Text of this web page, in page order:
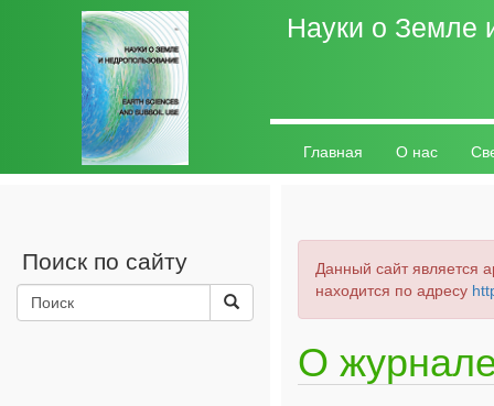
Науки о Земле
Главная О нас
Поиск по сайту
Данный сайт является
находится по адресу
О